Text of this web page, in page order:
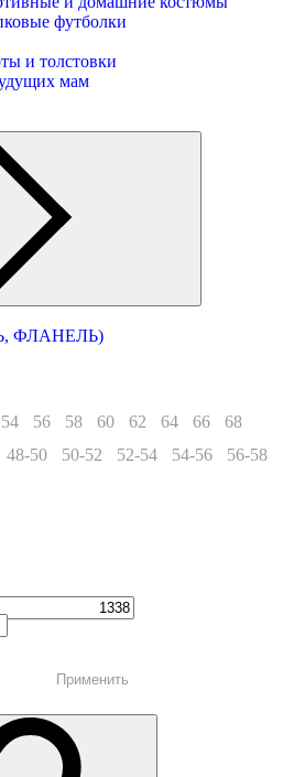
футболки
и толстовки
мам
ФЛАНЕЛЬ)
54 56 58 60 62 64 66
68
48-50 50-52 52-54 54-56
56-58
Применить